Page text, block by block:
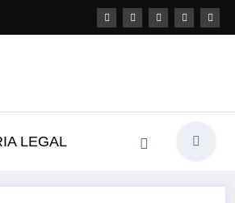
LEGAL